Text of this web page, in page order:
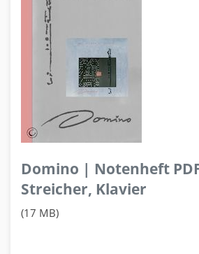
Domino | Notenheft
Streicher, Klavier
(17 MB)